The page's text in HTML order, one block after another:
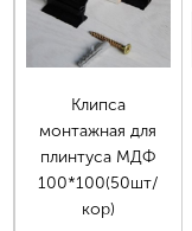
Клипса
монтажная для
плинтуса МДФ
100*100(50шт/
кор)